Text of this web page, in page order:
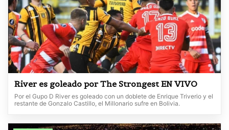
River es goleado por The Strongest EN VIVO
Por el Gupo D River es goleado con un doblete de Enrique Triverio y el
restante de Gonzalo Castillo, el Millonario sufre en Bolivia.